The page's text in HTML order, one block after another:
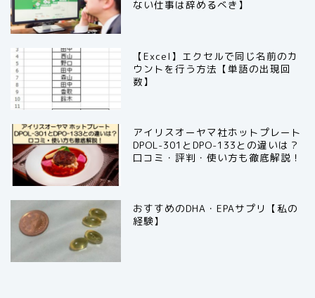
ない仕事は辞めるべき】
【Excel】エクセルで同じ名前のカ
ウントを行う方法【単語の出現回
数】
アイリスオーヤマ社ホットプレート
DPOL-301とDPO-133との違いは？
口コミ・評判・使い方も徹底解説！
おすすめのDHA・EPAサプリ【私の
経験】